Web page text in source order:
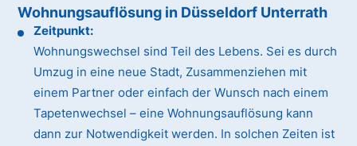
Wohnungsauflösung in Düsseldorf Unterrath
Zeitpunkt:
Wohnungswechsel sind Teil des Lebens. Sei es durch
Umzug in eine neue Stadt, Zusammenziehen mit
einem Partner oder einfach der Wunsch nach einem
Tapetenwechsel – eine Wohnungsauflösung kann
dann zur Notwendigkeit werden. In solchen Zeiten ist